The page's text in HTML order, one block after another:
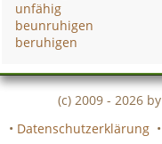
unfähig
beunruhigen
beruhigen
(c) 2009 - 2026 by
• Datenschutzerklärung •